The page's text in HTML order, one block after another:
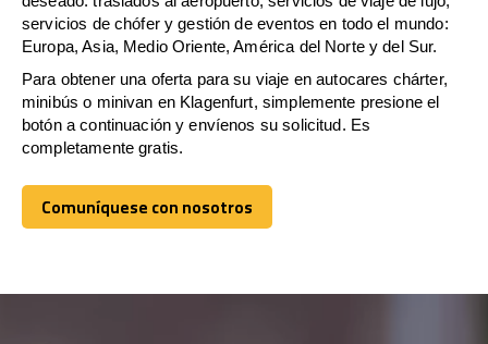
servicios de chófer y gestión de eventos en todo el mundo:
Europa, Asia, Medio Oriente, América del Norte y del Sur.
Para obtener una oferta para su viaje en autocares chárter,
minibús o minivan en Klagenfurt, simplemente presione el
botón a continuación y envíenos su solicitud. Es
completamente gratis.
Comuníquese con nosotros
Comuníquese con nosotros